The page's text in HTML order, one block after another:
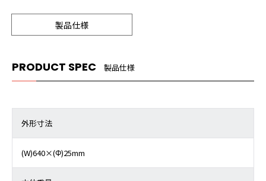
製品仕様
PRODUCT SPEC 製品仕様
外形寸法
(W)640×(Φ)25mm